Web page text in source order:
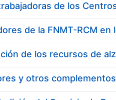
y otros complementos